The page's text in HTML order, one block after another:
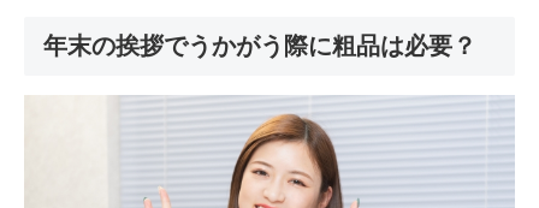
年末の挨拶でうかがう際に粗品は必要？